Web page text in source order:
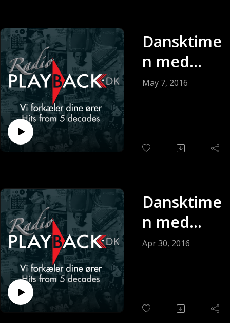
Dansktime
n med
Keldy
05-2016)
May 7, 2016
Dansktime
n med
Keldy
04-2016)
Apr 30, 2016